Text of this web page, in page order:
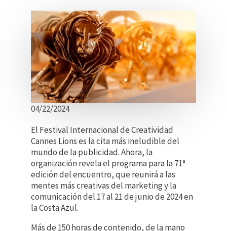
04/22/2024
El Festival Internacional de Creatividad
Cannes Lions es la cita más ineludible del
mundo de la publicidad. Ahora, la
organización revela el programa para la 71ª
edición del encuentro, que reunirá a las
mentes más creativas del marketing y la
comunicación del 17 al 21 de junio de 2024 en
la Costa Azul.
Más de 150 horas de contenido, de la mano